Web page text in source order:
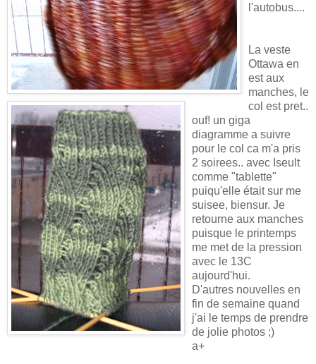
l'autobus....
La veste
Ottawa en
est aux
manches, le
col est pret..
ouf! un giga
diagramme a suivre
pour le col ca m'a pris
2 soirees.. avec Iseult
comme "tablette"
puiqu'elle était sur me
suisee, biensur. Je
retourne aux manches
puisque le printemps
me met de la pression
avec le 13C
aujourd'hui.
D'autres nouvelles en
fin de semaine quand
j'ai le temps de prendre
de jolie photos ;)
a+